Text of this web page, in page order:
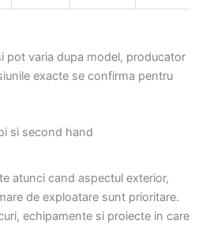
pot varia dupa model, producator
exacte se confirma pentru
si second hand
atunci cand aspectul exterior,
de exploatare sunt prioritare.
echipamente si proiecte in care